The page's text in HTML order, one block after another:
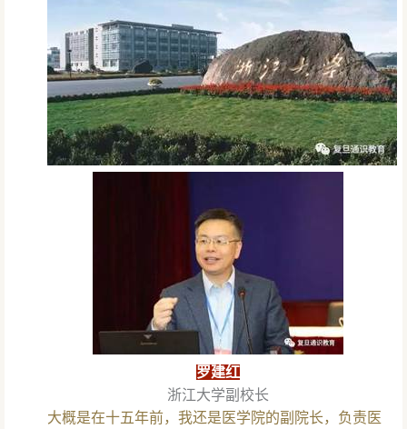
罗建红
浙江大学副校长
大概是在十五年前，我还是医学院的副院长，负责医